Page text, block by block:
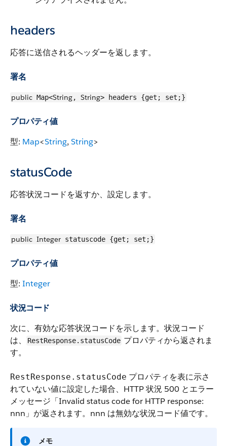
headers
応答に送信されるヘッダーを返します。
署名
public Map<String, String> headers {get; set;}
プロパティ値
型: Map<String, String>
statusCode
応答状況コードを返すか、設定します。
署名
public Integer statuscode {get; set;}
プロパティ値
型: Integer
状況コード
次に、有効な応答状況コードを示します。状況コード
は、
RestResponse.statusCode プロパティから返されま
す。
RestResponse.statusCode プロパティを表に示さ
れていない値に設定した場合、HTTP 状況 500 とエラー
メッセージ「Invalid status code for HTTP response:
nnn」が返されます。nnn は無効な状況コード値です。
メモ